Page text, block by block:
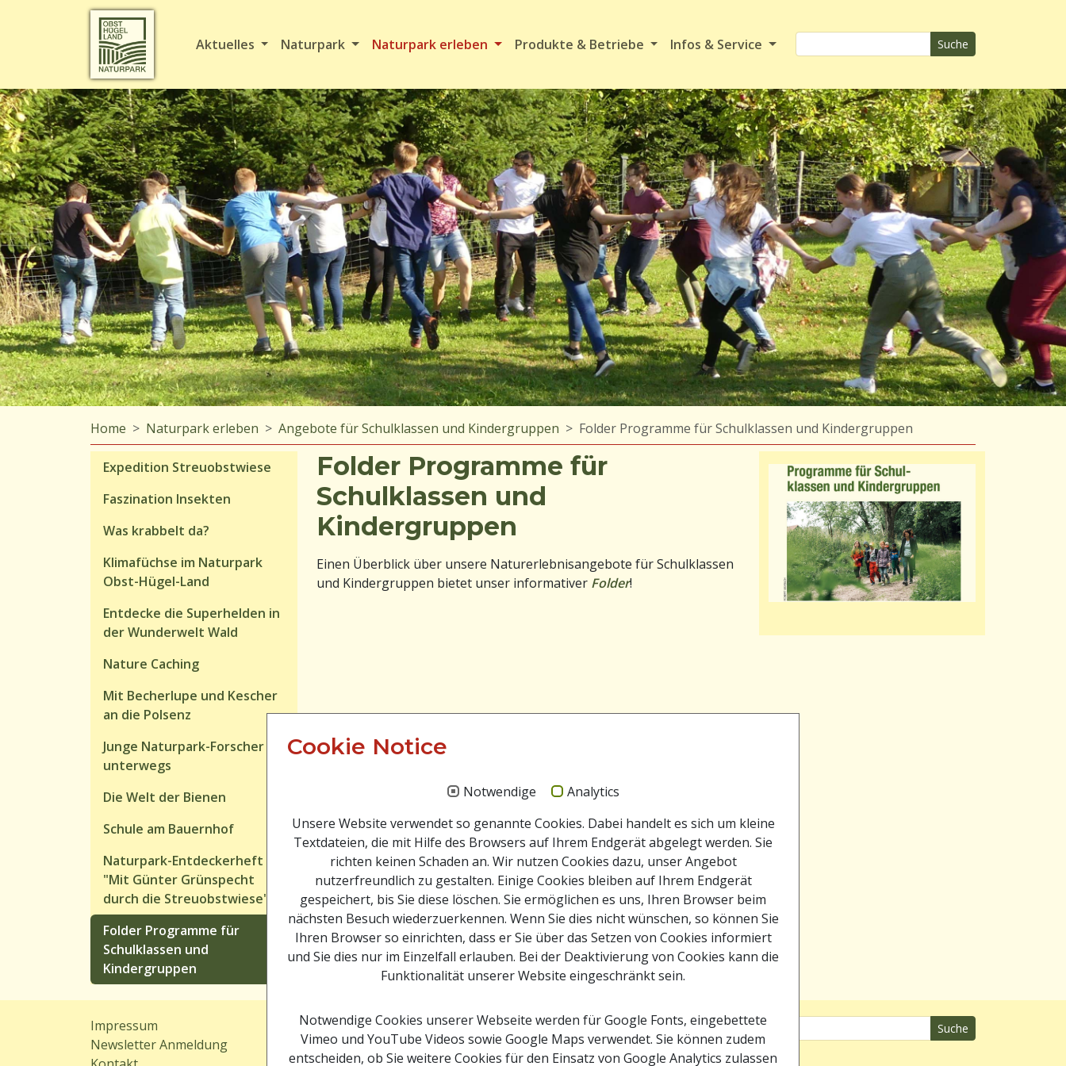
Aktuelles Naturpark Naturpark erleben Produkte & Betriebe Infos & Service Suche
Home Naturpark erleben Angebote für Schulklassen und Kindergruppen Folder Programme für Schulklassen und Kindergruppen
Expedition Streuobstwiese
Faszination Insekten
Was krabbelt da?
Klimafüchse im Naturpark
Obst-Hügel-Land
Entdecke die Superhelden in
der Wunderwelt Wald
Nature Caching
Mit Becherlupe und Kescher
an die Polsenz
Junge Naturpark-Forscher
unterwegs
Die Welt der Bienen
Schule am Bauernhof
Naturpark-Entdeckerheft
"Mit Günter Grünspecht
durch die Streuobstwiese"
Folder Programme für
Schulklassen und
Kindergruppen
Folder Programme für
Schulklassen und
Kindergruppen
Einen Überblick über unsere Naturerlebnisangebote für Schulklassen
und Kindergruppen bietet unser informativer Folder!
Impressum
Newsletter Anmeldung
Sitemap
Downloads
Suche
Cookie Notice
Notwendige
Analytics
Unsere Website verwendet so genannte Cookies. Dabei handelt es sich um kleine
Textdateien, die mit Hilfe des Browsers auf Ihrem Endgerät abgelegt werden. Sie
richten keinen Schaden an. Wir nutzen Cookies dazu, unser Angebot
nutzerfreundlich zu gestalten. Einige Cookies bleiben auf Ihrem Endgerät
gespeichert, bis Sie diese löschen. Sie ermöglichen es uns, Ihren Browser beim
nächsten Besuch wiederzuerkennen. Wenn Sie dies nicht wünschen, so können Sie
Ihren Browser so einrichten, dass er Sie über das Setzen von Cookies informiert
und Sie dies nur im Einzelfall erlauben. Bei der Deaktivierung von Cookies kann die
Funktionalität unserer Website eingeschränkt sein.
Notwendige Cookies unserer Webseite werden für Google Fonts, eingebettete
Vimeo und YouTube Videos sowie Google Maps verwendet. Sie können zudem
entscheiden, ob Sie weitere Cookies für den Einsatz von Google Analytics zulassen